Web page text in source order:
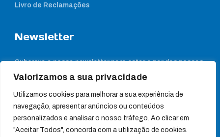
Valorizamos a sua privacidade
Utilizamos cookies para melhorar a sua experiência de
navegação, apresentar anúncios ou conteúdos
personalizados e analisar o nosso tráfego. Ao clicar em
"Aceitar Todos", concorda com a utilização de cookies.
Livro de Reclamações
Newsletter
Subcreva a nossa newsletter para estar a par das nossas
notícias